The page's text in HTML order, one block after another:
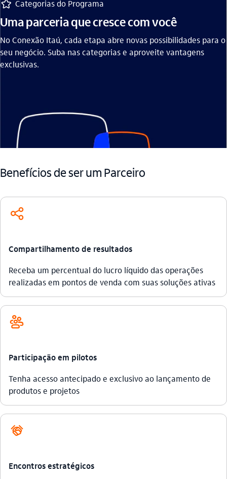
favorito_outline Categorias do Programa
Uma parceria que cresce com você
No Conexão Itaú, cada etapa abre novas possibilidades para o
seu negócio. Suba nas categorias e aproveite vantagens
exclusivas.
Benefícios de ser um Parceiro
compartilhar_outline
Compartilhamento de resultados
Receba um percentual do lucro líquido das operações
realizadas em pontos de venda com suas soluções ativas
lideranca_outline
Participação em pilotos
Tenha acesso antecipado e exclusivo ao lançamento de
produtos e projetos
carteirada
Encontros estratégicos